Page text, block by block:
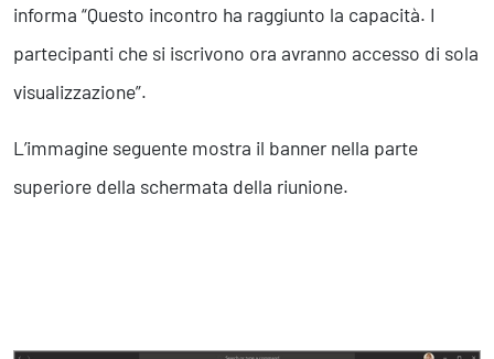
informa “Questo incontro ha raggiunto la capacità. I
partecipanti che si iscrivono ora avranno accesso di sola
visualizzazione”.
L’immagine seguente mostra il banner nella parte
superiore della schermata della riunione.